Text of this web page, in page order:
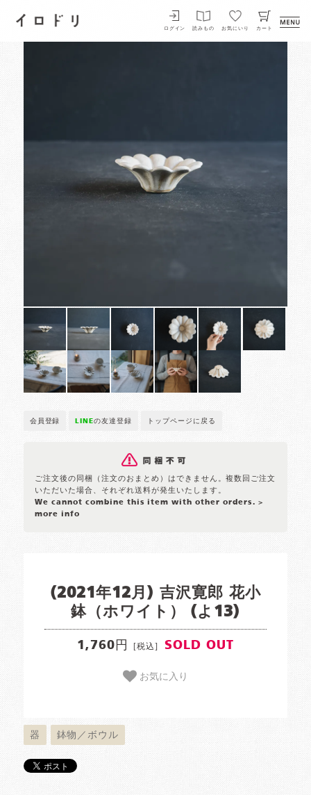
イロドリ
ログイン 読みもの お気にいり カート
会員登録 LINEの友達登録 トップページに戻る
ご注文後の同梱（注文のおまとめ）はできません。複数回ご注文
いただいた場合、それぞれ送料が発生いたします。
We cannot combine this item with other orders. >
more info
(2021年12月) 吉沢寛郎 花小
鉢（ホワイト） (よ13)
1,760円 [税込] SOLD OUT
お気に入り
器 鉢物／ボウル